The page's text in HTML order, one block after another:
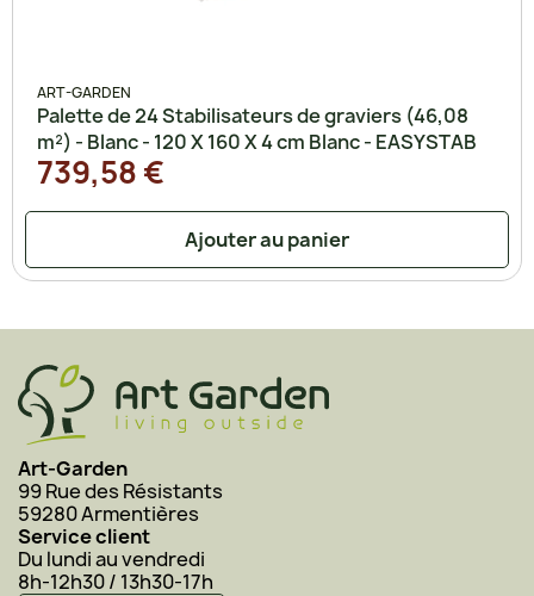
ART-GARDEN
Palette de 24 Stabilisateurs de graviers (46,08
m²) - Blanc - 120 X 160 X 4 cm Blanc - EASYSTAB
739,58 €
Ajouter au panier
Art-Garden
99 Rue des Résistants
59280 Armentières
Service client
Du lundi au vendredi
8h-12h30 / 13h30-17h